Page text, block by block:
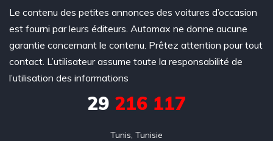
Le contenu des petites annonces des voitures d’occasion
est fourni par leurs éditeurs. Automax ne donne aucune
garantie concernant le contenu. Prêtez attention pour tout
contact. L’utilisateur assume toute la responsabilité de
l’utilisation des informations
29 216 117
Tunis, Tunisie